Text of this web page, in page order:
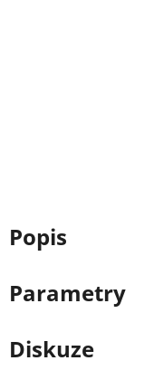
Popis
Parametry
Diskuze